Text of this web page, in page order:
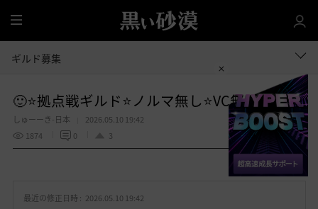
全
体
ギルド募集
🙂⭐拠点戦ギルド⭐ノルマ無し⭐VC無し⭐🙂
しゅーーき-日本
2026.05.10 19:42
1874
0 3
お 共有する
最近の修正日時 : 2026.05.10 19:42